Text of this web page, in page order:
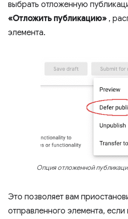
выбрать отложенную
«Отложить публикацию» ,
элемента.
Опция отложенной
Это позволяет вам
отправленного элемента,